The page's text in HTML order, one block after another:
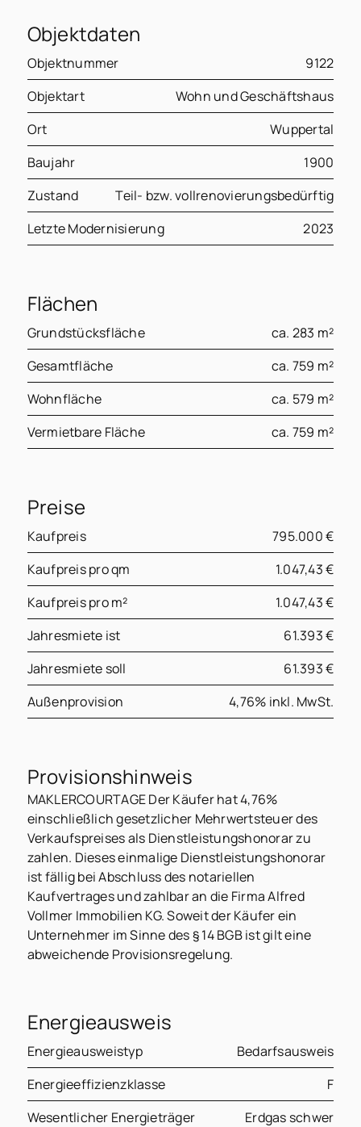
Objektdaten
Objektnummer
9122
Objektart
Wohn und Geschäftshaus
Ort
Wuppertal
Baujahr
1900
Zustand
Teil- bzw. vollrenovierungsbedürftig
Letzte Modernisierung
2023
Flächen
Grundstücksfläche
ca. 283 m²
Gesamtfläche
ca. 759 m²
Wohnfläche
ca. 579 m²
Vermietbare Fläche
ca. 759 m²
Preise
Kaufpreis
795.000 €
Kaufpreis pro qm
1.047,43 €
Kaufpreis pro m²
1.047,43 €
Jahresmiete ist
61.393 €
Jahresmiete soll
61.393 €
Außenprovision
4,76% inkl. MwSt.
Provisionshinweis
MAKLERCOURTAGE Der Käufer hat 4,76%
einschließlich gesetzlicher Mehrwertsteuer des
Verkaufspreises als Dienstleistungshonorar zu
zahlen. Dieses einmalige Dienstleistungshonorar
ist fällig bei Abschluss des notariellen
Kaufvertrages und zahlbar an die Firma Alfred
Vollmer Immobilien KG. Soweit der Käufer ein
Unternehmer im Sinne des § 14 BGB ist gilt eine
abweichende Provisionsregelung.
Energieausweis
Energieausweistyp
Bedarfsausweis
Energieeffizienzklasse
F
Wesentlicher Energieträger
Erdgas schwer